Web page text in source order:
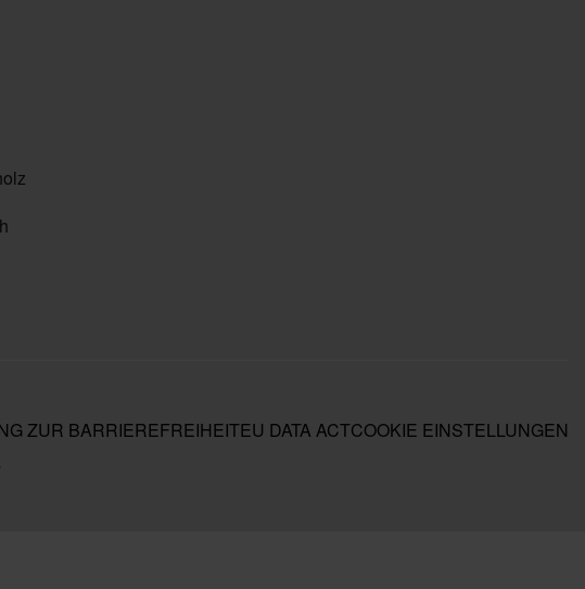
ZUR BARRIEREFREIHEITEU DATA ACTCOOKIE EINSTELLUNGEN